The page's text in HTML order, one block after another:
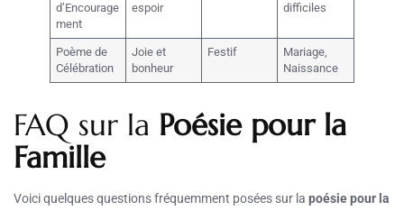
d’Encourage
ment
espoir
difficiles
Poème de
Célébration
Joie et
bonheur
Festif
Mariage,
Naissance
FAQ sur la Poésie pour la
Famille
Voici quelques questions fréquemment posées sur la poésie pour la